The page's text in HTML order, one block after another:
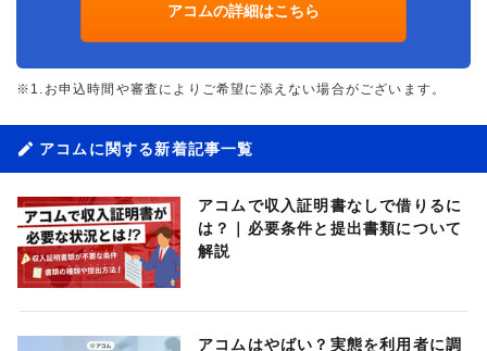
アコムの詳細はこちら
※1.お申込時間や審査によりご希望に添えない場合がございます。
アコムに関する新着記事一覧
アコムで収入証明書なしで借りるに
は？｜必要条件と提出書類について
解説
アコムはやばい？実態を利用者に調